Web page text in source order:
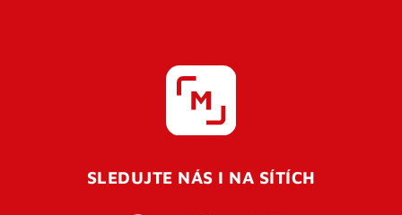
SLEDUJTE NÁS I NA SÍTÍCH